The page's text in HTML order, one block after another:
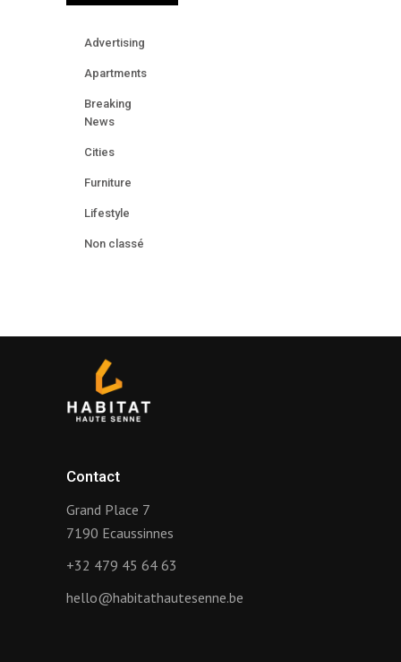
Advertising
Apartments
Breaking
News
Cities
Furniture
Lifestyle
Non classé
Contact
Grand Place 7
7190 Ecaussinnes
+32 479 45 64 63
hello@habitathautesenne.be